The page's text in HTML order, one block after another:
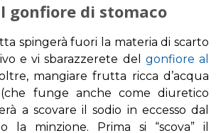
gonfiore di stomaco
spingerà fuori la materia di scarto
e visbarazzerete del gonfiore al
, mangiare frutta riccad’acqua
(che funge anche come diuretico
a scovare il sodio in eccesso dal
la minzione. Prima si “scova”
il